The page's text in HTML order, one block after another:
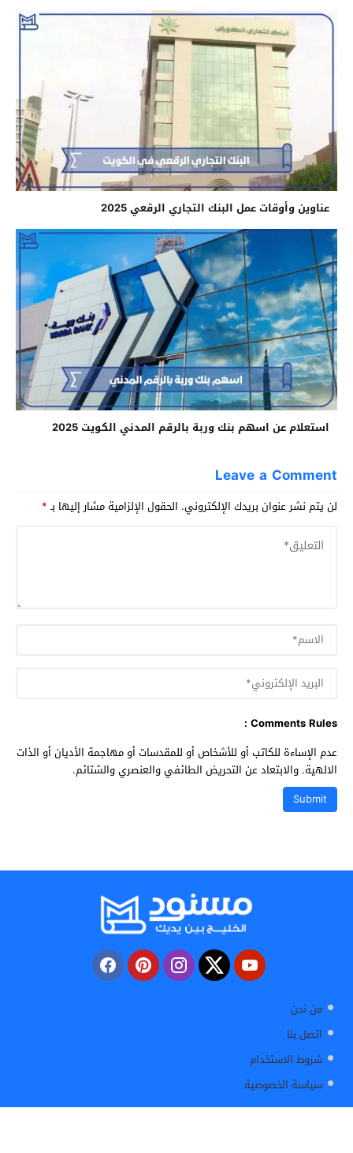
عناوين وأوقات عمل البنك التجاري الرقعي 2025
استعلام عن اسهم بنك وربة بالرقم المدني الكويت 2025
Leave a Comment
لن يتم نشر عنوان بريدك الإلكتروني. الحقول الإلزامية مشار إليها بـ*
Comments Rules :
عدم الإساءة للكاتب أو للأشخاص أو للمقدسات أو مهاجمة الأديان أو الذات
الالهية. والابتعاد عن التحريض الطائفي والعنصري والشتائم.
من نحن
اتصل بنا
شروط الاستخدام
سياسة الخصوصية